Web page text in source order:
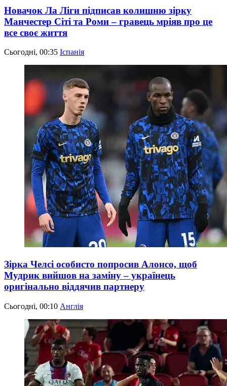
Новачок Ла Ліги підписав колишню зірку
Манчестер Сіті та Роми – гравець мріяв про це
все своє життя
Сьогодні, 00:35 Іспанія
Зірка Челсі особисто попросив Алонсо, щоб
Мудрик вийшов на заміну – українець
оригінально віддячив партнеру
Сьогодні, 00:10 Англія